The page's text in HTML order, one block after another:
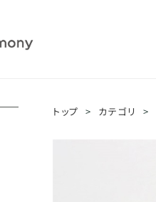
トップ > カテゴリ >